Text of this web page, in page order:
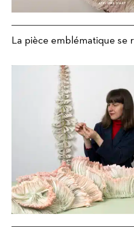
La pièce emblématique se